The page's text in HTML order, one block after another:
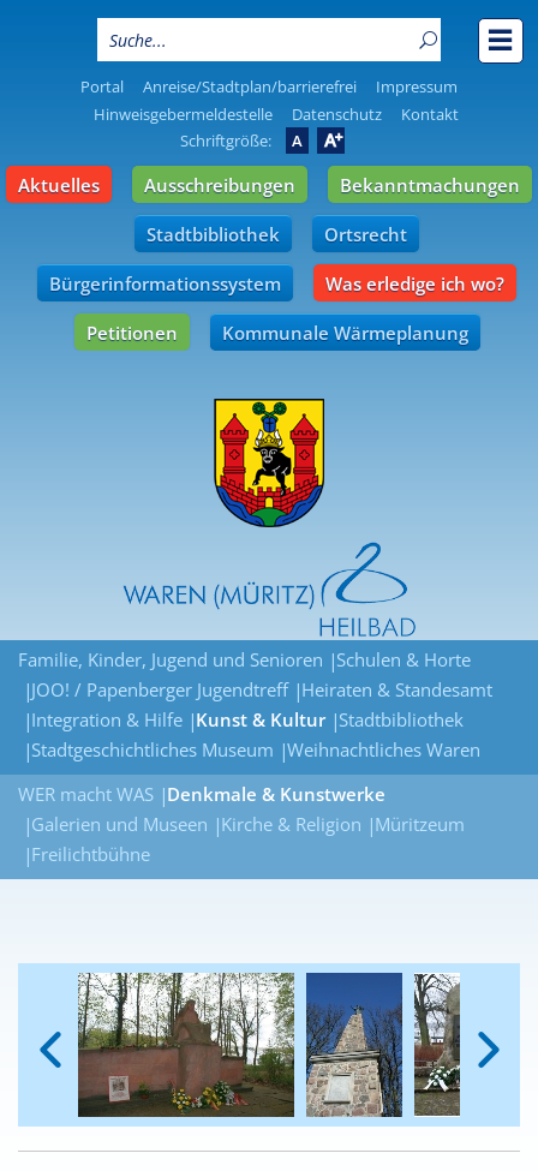
Portal Anreise/Stadtplan/barrierefrei
Impressum
Hinweisgebermeldestelle
Datenschutz
Kontakt
Schriftgröße:
A A
Aktuelles Ausschreibungen Bekanntmachungen
Stadtbibliothek Ortsrecht
Bürgerinformationssystem Was erledige ich wo?
Petitionen Kommunale Wärmeplanung
Familie, Kinder, Jugend und Senioren
Schulen & Horte
JOO! / Papenberger Jugendtreff Heiraten & Standesamt
Integration & Hilfe Kunst & Kultur Stadtbibliothek
Stadtgeschichtliches Museum Weihnachtliches Waren
WER macht WAS Denkmale & Kunstwerke
Galerien und Museen
Kirche & Religion
Müritzeum
Freilichtbühne